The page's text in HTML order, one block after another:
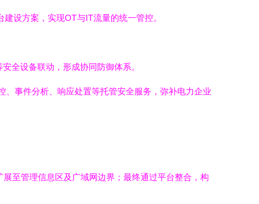
设方案，实现OT与IT流量的统一管控。
全设备联动，形成协同防御体系。
事件分析、响应处置等托管安全服务，弥补电力企业
至管理信息区及广域网边界；最终通过平台整合，构